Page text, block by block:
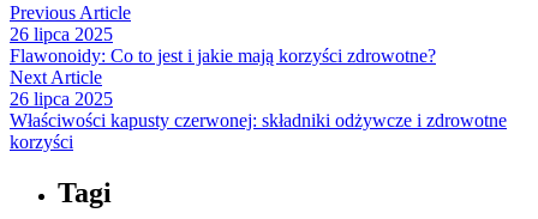
Previous Article
26 lipca 2025
Flawonoidy: Co to jest i jakie mają korzyści zdrowotne?
Next Article
26 lipca 2025
Właściwości kapusty czerwonej: składniki odżywcze i zdrowotne
korzyści
Tagi